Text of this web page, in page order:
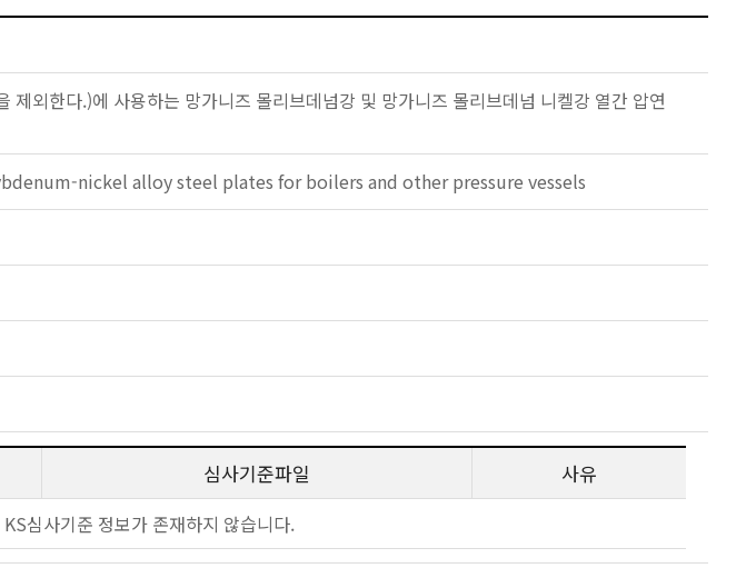
제외한다.)에 사용하는 망가니즈 몰리브데넘강 및 망가니즈 몰리브데넘 니켈강 열간 압연
nickel alloy steel plates for boilers and other pressure vessels
심사기준파일 사유
KS심사기준 정보가 존재하지 않습니다.